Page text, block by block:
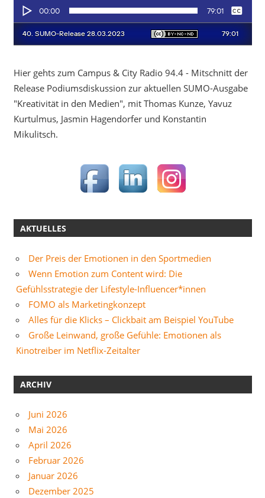
Hier gehts zum Campus & City Radio 94.4 - Mitschnitt der
Release Podiumsdiskussion zur aktuellen SUMO-Ausgabe
"Kreativität in den Medien", mit Thomas Kunze, Yavuz
Kurtulmus, Jasmin Hagendorfer und Konstantin
Mikulitsch.
AKTUELLES
Der Preis der Emotionen in den Sportmedien
Wenn Emotion zum Content wird: Die
Gefühlsstrategie der Lifestyle-Influencer*innen
FOMO als Marketingkonzept
Alles für die Klicks – Clickbait am Beispiel YouTube
Große Leinwand, große Gefühle: Emotionen als
Kinotreiber im Netflix-Zeitalter
ARCHIV
Juni 2026
Mai 2026
April 2026
Februar 2026
Januar 2026
Dezember 2025